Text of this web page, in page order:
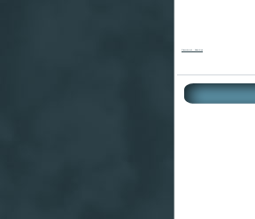
Glasschmuck - Kinderkreis